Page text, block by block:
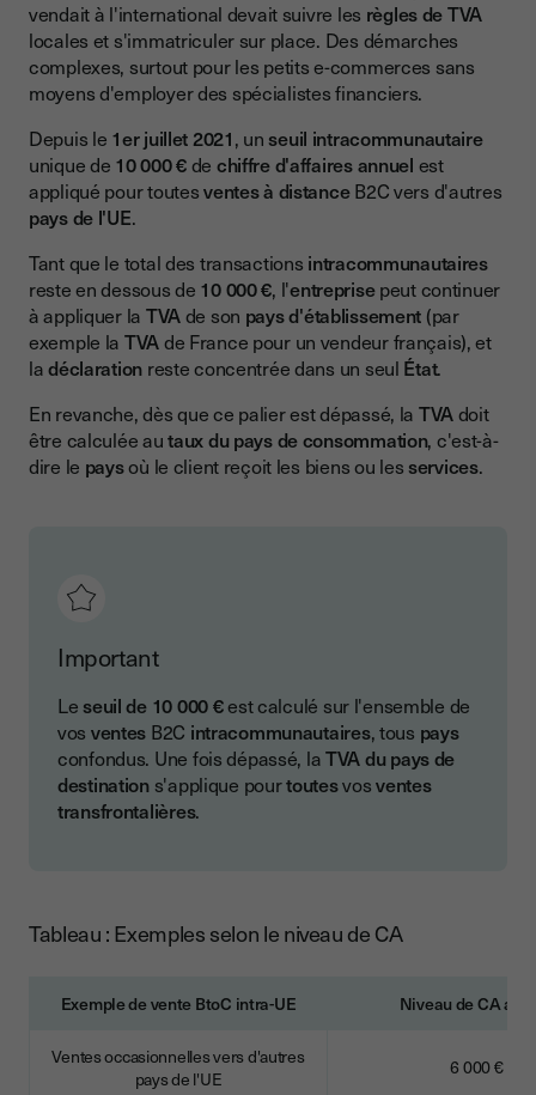
vendait à l'international devait suivre les règles de TVA
locales et s'immatriculer sur place. Des démarches
complexes, surtout pour les petits e-commerces sans
moyens d'employer des spécialistes financiers.
Depuis le 1er juillet 2021, unseuil intracommunautaire
unique de 10 000 €de chiffre d'affaires annuel est
appliqué pour toutesventes à distanceB2C vers d'autres
pays de l'UE.
Tant que le total des transactions intracommunautaires
reste en dessous de 10 000 €, l'entreprisepeut continuer
à appliquer la TVAde son pays d'établissement (par
exemple la TVAde France pour un vendeur français), et
ladéclaration reste concentrée dans un seul État.
En revanche, dès que ce palier est dépassé, la TVAdoit
être calculée autaux du pays de consommation, c'est-à-
dire le paysoù le client reçoit les biens ou lesservices.
Important
Le seuil de 10 000 €est calculé sur l'ensemble de
vos ventes B2C intracommunautaires, tous pays
confondus. Une fois dépassé, laTVA du pays de
destinations'applique pourtoutesvosventes
transfrontalières.
Tableau : Exemples selon le niveau de CA
Exemple de vente BtoC intra-UE Niveau de CA
Ventes occasionnelles vers d'autres
pays de l'UE
6 000 €